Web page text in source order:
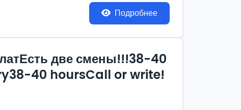
Подробнее
две смены!!!38-40
40 hoursCall or write!